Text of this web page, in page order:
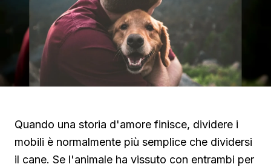
Quando una storia d'amore finisce, dividere i
mobili è normalmente più semplice che dividersi
il cane. Se l'animale ha vissuto con entrambi per